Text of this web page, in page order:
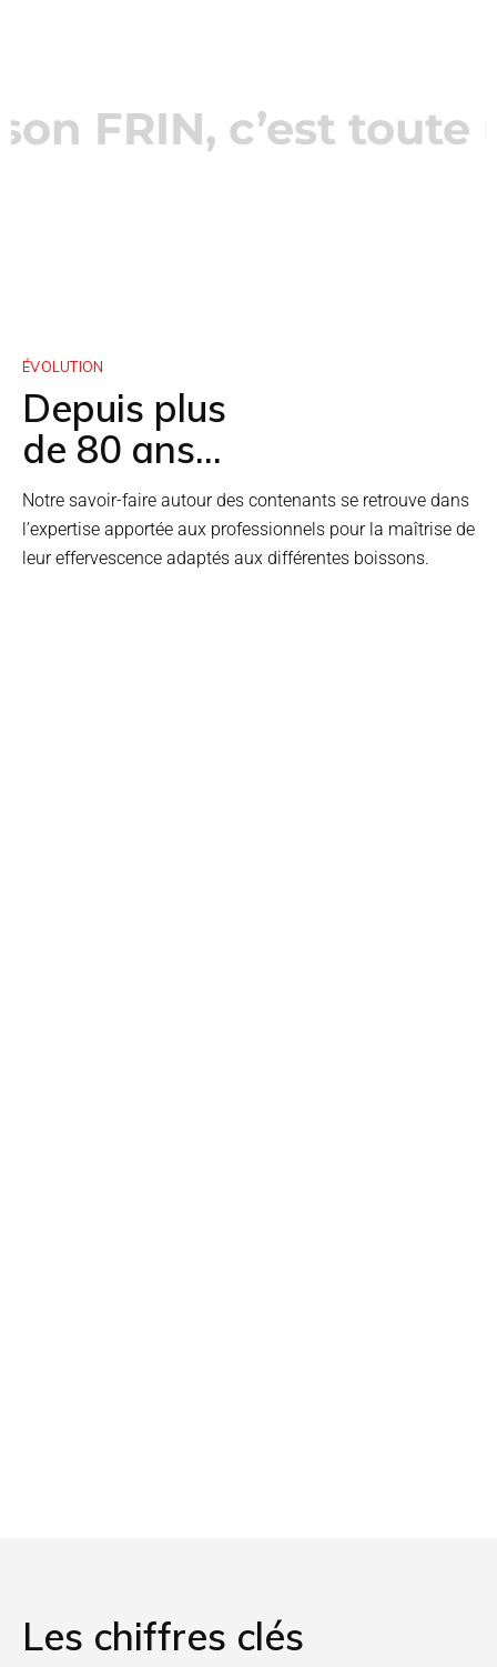
FRIN, c’est toute
ÉVOLUTION
Depuis plus
de 80 ans...
Notre savoir-faire autour des contenants se retrouve dans
l’expertise apportée aux professionnels pour la maîtrise de
leur effervescence adaptés aux différentes boissons.
Les chiffres clés